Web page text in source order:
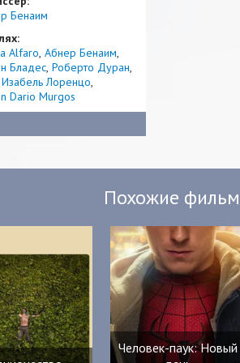
Бенаим
Alfaro Абнер Бенаим
Бладес Роберто Дуран
Лоренцо
Dario Murgos
Похожие
Человек-паук: Новый